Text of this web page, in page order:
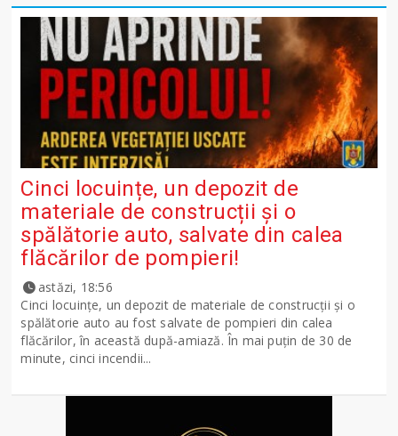
Cinci locuințe, un depozit de
materiale de construcții și o
spălătorie auto, salvate din calea
flăcărilor de pompieri!
astăzi, 18:56
Cinci locuințe, un depozit de materiale de construcții și o
spălătorie auto au fost salvate de pompieri din calea
flăcărilor, în această după-amiază. În mai puțin de 30 de
minute, cinci incendii...